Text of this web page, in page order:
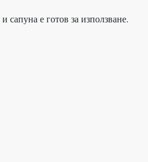
сапуна е готов за използване.